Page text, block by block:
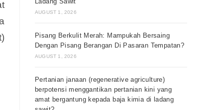
AUGUST 1, 2026
Pisang Berkulit Merah: Mampukah Bersaing
Dengan Pisang Berangan Di Pasaran Tempatan?
AUGUST 1, 2026
Pertanian janaan (regenerative agriculture)
berpotensi menggantikan pertanian kini yang
amat bergantung kepada baja kimia di ladang